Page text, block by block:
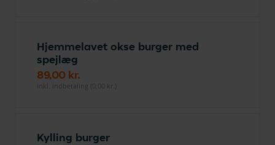
Hjemmelavet okse burger med
spejlæg
89,00 kr.
inkl. indbetaling (0,00 kr.)
Kylling burger